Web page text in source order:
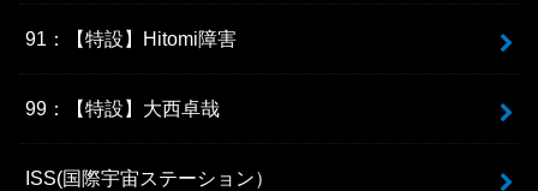
91：【特設】Hitomi障害
99：【特設】大西卓哉
ISS(国際宇宙ステーション）